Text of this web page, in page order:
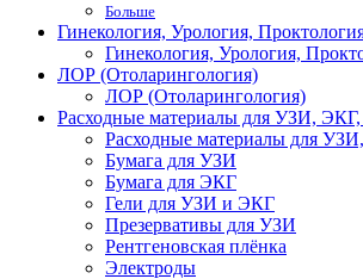
Больше
Гинекология, Урология,
Гинекология, Урология,
ЛОР (Отоларингология)
ЛОР (Отоларингология)
Расходные материалы для УЗИ, ЭКГ,
Расходные материалы для
Бумага для УЗИ
Бумага для ЭКГ
Гели для УЗИ и ЭКГ
Презервативы для УЗИ
Рентгеновская плёнка
Электроды